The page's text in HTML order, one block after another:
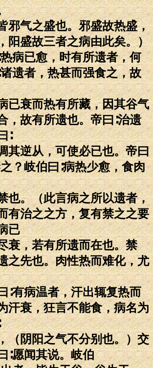
邪气之盛也。邪盛故热盛，
阳盛故三者之病由此矣。）
病已愈，时有所遗者，何
遗者，热甚而强食之，故
已衰而热有所藏，因其谷气
，故有所遗也。帝曰∶治遗
∶
其逆从，可使必已也。帝曰
？岐伯曰∶病热少愈，食肉
也。（此言病之所以遗者，
有治之之方，复有禁之之要
已
衰，若有所遗而在也。禁
之先也。肉性热而难化，尤
∶有病温者，汗出辄复热而
汗衰，狂言不能食，病名为
（阴阳之气不分别也。）交
∶愿闻其说。岐伯